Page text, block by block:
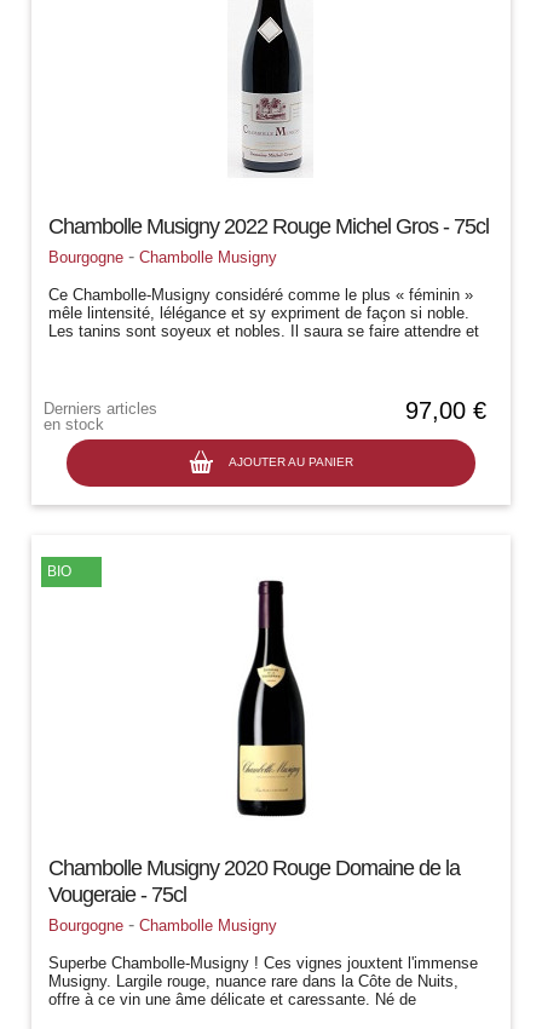
Chambolle Musigny 2022 Rouge Michel Gros - 75cl
Bourgogne -Chambolle Musigny
Ce Chambolle-Musigny considéré comme le plus « féminin »
mêle lintensité, lélégance et sy expriment de façon si noble.
Les tanins sont soyeux et nobles. Il saura se faire attendre et
97,00 €
AJOUTER AU PANIER
Derniers articles
en stock
Chambolle Musigny 2020 Rouge Domaine de la
Vougeraie - 75cl
Bourgogne -Chambolle Musigny
Superbe Chambolle-Musigny ! Ces vignes jouxtent l'immense
Musigny. Largile rouge, nuance rare dans la Côte de Nuits,
offre à ce vin une âme délicate et caressante. Né de
BIO